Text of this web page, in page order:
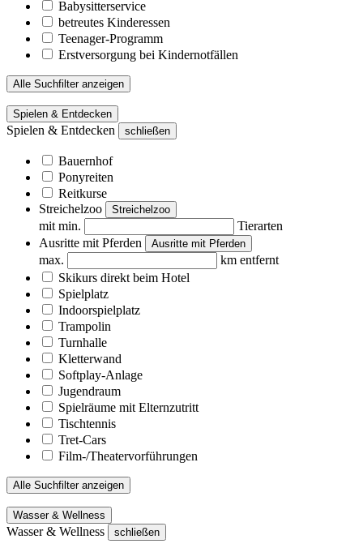
Babysitterservice
betreutes Kinderessen
Teenager-Programm
Erstversorgung bei Kindernotfällen
Alle Suchfilter anzeigen
Spielen & Entdecken
Spielen & Entdecken schließen
Bauernhof
Ponyreiten
Reitkurse
Streichelzoo
Streichelzoo
mit min.
Tierarten
Ausritte mit Pferden
Ausritte mit Pferden
max.
km entfernt
Skikurs direkt beim Hotel
Spielplatz
Indoorspielplatz
Trampolin
Turnhalle
Kletterwand
Softplay-Anlage
Jugendraum
Spielräume mit Elternzutritt
Tischtennis
Tret-Cars
Film-/Theatervorführungen
Alle Suchfilter anzeigen
Wasser & Wellness
Wasser & Wellness schließen